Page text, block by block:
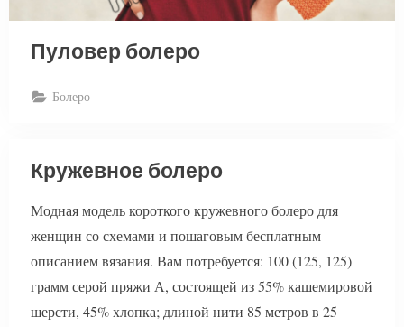
Пуловер болеро
Болеро
Кружевное болеро
Модная модель короткого кружевного болеро для
женщин со схемами и пошаговым бесплатным
описанием вязания. Вам потребуется: 100 (125, 125)
грамм серой пряжи А, состоящей из 55% кашемировой
шерсти, 45% хлопка; длиной нити 85 метров в 25